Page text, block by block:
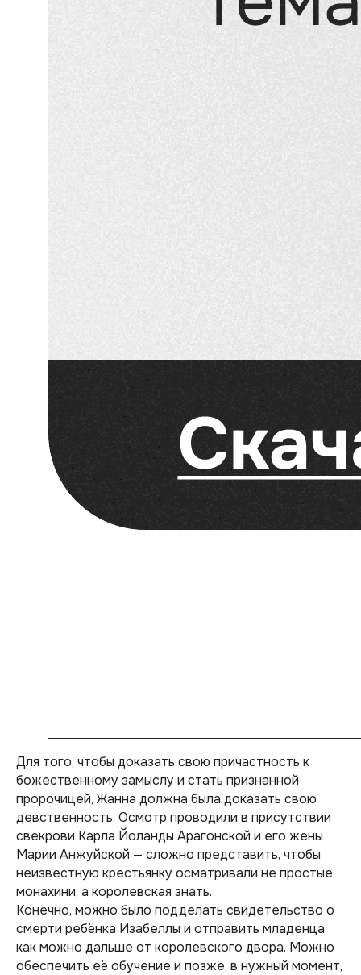
Для того, чтобы доказать свою причастность к
божественному замыслу и стать признанной
пророчицей, Жанна должна была доказать свою
девственность. Осмотр проводили в присутствии
свекрови Карла Йоланды Арагонской и его жены
Марии Анжуйской — сложно представить, чтобы
неизвестную крестьянку осматривали не простые
монахини, а королевская знать.
Конечно, можно было подделать свидетельство о
смерти ребёнка Изабеллы и отправить младенца
как можно дальше от королевского двора. Можно
обеспечить её обучение и позже, в нужный момент,